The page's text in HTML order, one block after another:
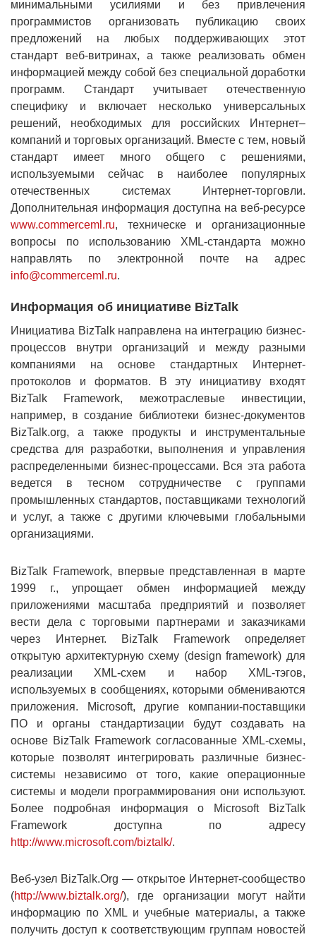
минимальными усилиями и без привлечения
программистов организовать публикацию своих
предложений на любых поддерживающих этот
стандарт веб-витринах, а также реализовать обмен
информацией между собой без специальной доработки
программ. Стандарт учитывает отечественную
специфику и включает несколько универсальных
решений, необходимых для российских Интернет–
компаний и торговых организаций. Вместе с тем, новый
стандарт имеет много общего с решениями,
используемыми сейчас в наиболее популярных
отечественных системах Интернет-торговли.
Дополнительная информация доступна на веб-ресурсе
www.commerceml.ru, техническе и организационные
вопросы по использованию XML-стандарта можно
направлять по электронной почте на адрес
info@commerceml.ru.
Информация об инициативе BizTalk
Инициатива BizTalk направлена на интеграцию бизнес-
процессов внутри организаций и между разными
компаниями на основе стандартных Интернет-
протоколов и форматов. В эту инициативу входят
BizTalk Framework, межотраслевые инвестиции,
например, в создание библиотеки бизнес-документов
BizTalk.org, а также продукты и инструментальные
средства для разработки, выполнения и управления
распределенными бизнес-процессами. Вся эта работа
ведется в тесном сотрудничестве с группами
промышленных стандартов, поставщиками технологий
и услуг, а также с другими ключевыми глобальными
организациями.
BizTalk Framework, впервые представленная в марте
1999 г., упрощает обмен информацией между
приложениями масштаба предприятий и позволяет
вести дела с торговыми партнерами и заказчиками
через Интернет. BizTalk Framework определяет
открытую архитектурную схему (design framework) для
реализации XML-схем и набор XML-тэгов,
используемых в сообщениях, которыми обмениваются
приложения. Microsoft, другие компании-поставщики
ПО и органы стандартизации будут создавать на
основе BizTalk Framework согласованные XML-схемы,
которые позволят интегрировать различные бизнес-
системы независимо от того, какие операционные
системы и модели программирования они используют.
Более подробная информация о Microsoft BizTalk
Framework доступна по адресу
http://www.microsoft.com/biztalk/.
Веб-узел BizTalk.Org — открытое Интернет-сообщество
(http://www.biztalk.org/), где организации могут найти
информацию по XML и учебные материалы, а также
получить доступ к соответствующим группам новостей